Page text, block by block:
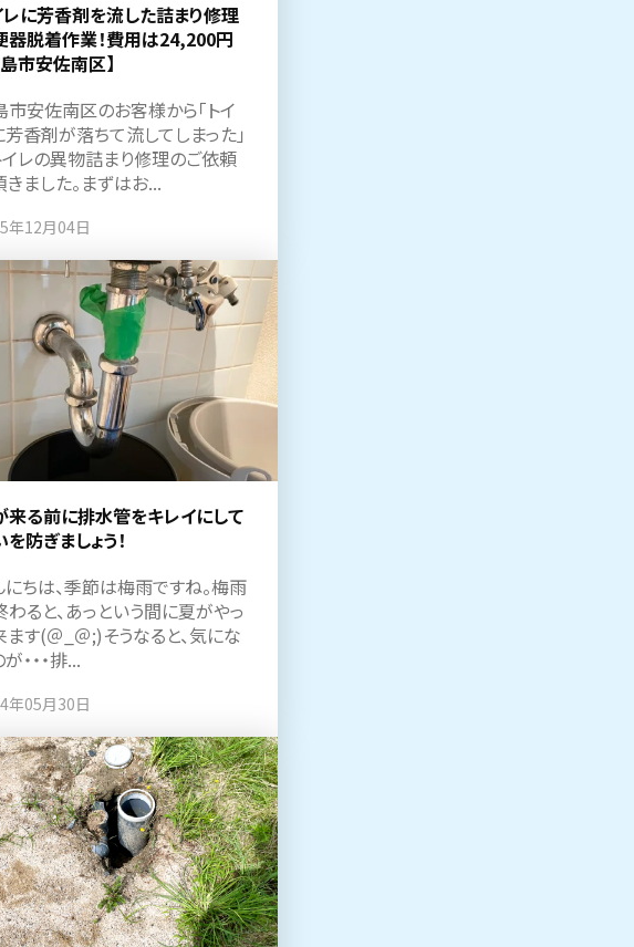
レに芳香剤を流した詰まり修理
器脱着作業！費用は24,200円
島市安佐南区】
市安佐南区のお客様から「トイ
芳香剤が落ちて流してしまった」
イレの異物詰まり修理のご依頼
きました。まずはお...
年12月04日
来る前に排水管をキレイにして
防ぎましょう！
にちは、季節は梅雨ですね。梅雨
わると、あっという間に夏がやっ
ます(＠_＠;)そうなると、気にな
・・・排...
年05月30日